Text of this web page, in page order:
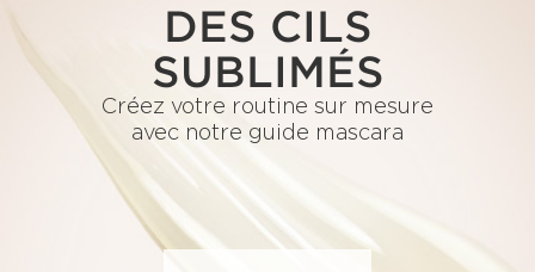
DES CILS
SUBLIMÉS
Créez votre routine sur mesure
avec notre guide mascara